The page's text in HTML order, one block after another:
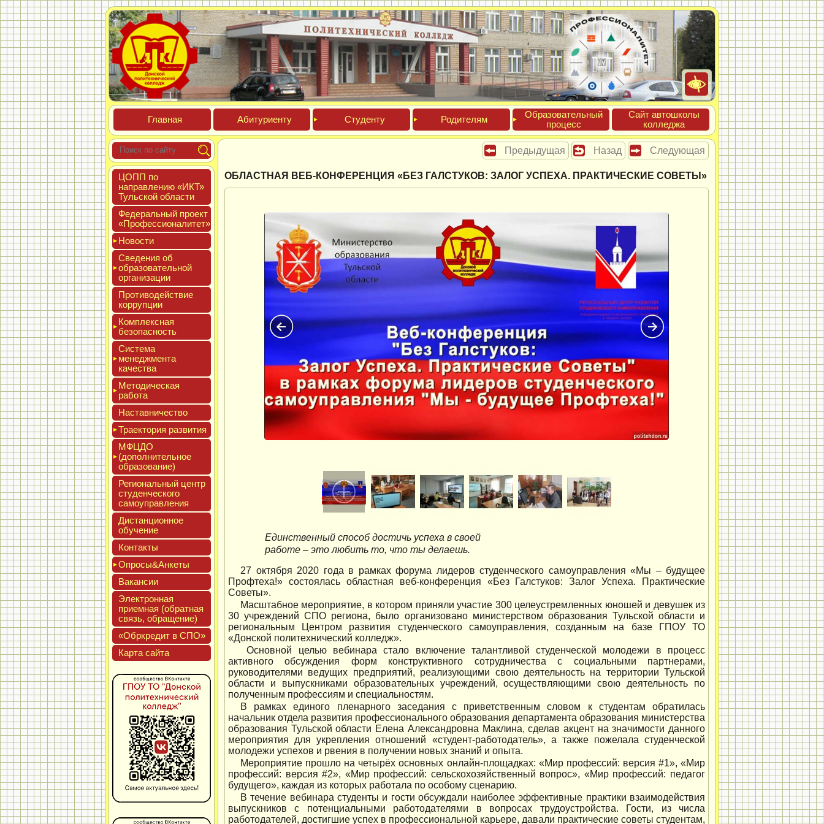
Глав­ная Аби­тури­ен­ту Сту­ден­ту Роди­телям
Обра­зова­тель­ный
про­цесс
Сайт ав­тошко­лы
кол­леджа
ЦОПП по
нап­равле­нию «ИКТ»
Туль­ской об­ласти
Феде­раль­ный про­ект
«Про­фес­си­она­литет»
Новос­ти
Све­дения об
об­ра­зова­тель­ной
ор­га­низа­ции
Про­тиво­дей­ствие
кор­рупции
Ком­плексная
бе­зопас­ность
Сис­те­ма
ме­нед­жмен­та
ка­чес­тва
Мето­дичес­кая
ра­бота
Нас­тавни­чес­тво
Тра­ек­то­рия раз­ви­тия
МФЦДО
(до­пол­ни­тель­ное
об­ра­зова­ние)
Реги­ональ­ный центр
сту­ден­ческо­го
са­мо­уп­равле­ния
Дис­танци­он­ное
обу­чение
Кон­такты
Опро­сы&Анке­ты
Вакан­сии
Элек­трон­ная
при­ем­ная (об­ратная
связь, об­ра­щение)
«Обркре­дит в СПО»
Кар­та сай­та
Предыдущая Назад Следующая
ОБЛАСТНАЯ ВЕБ-КОНФЕРЕНЦИЯ «БЕЗ ГАЛСТУКОВ: ЗАЛОГ УСПЕХА. ПРАКТИЧЕСКИЕ СОВЕТЫ»
Единственный способ достичь успеха в своей
работе – это любить то, что ты делаешь.
27 октября 2020 года в рамках форума лидеров студенческого самоуправления «Мы – будущее
Профтеха!» состоялась областная веб-конференция «Без Галстуков: Залог Успеха. Практические
Советы».
Масштабное мероприятие, в котором приняли участие 300 целеустремленных юношей и девушек из
30 учреждений СПО региона, было организовано министерством образования Тульской области и
региональным Центром развития студенческого самоуправления, созданным на базе ГПОУ ТО
«Донской политехнический колледж».
Основной целью вебинара стало включение талантливой студенческой молодежи в процесс
активного обсуждения форм конструктивного сотрудничества с социальными партнерами,
руководителями ведущих предприятий, реализующими свою деятельность на территории Тульской
области и выпускниками образовательных учреждений, осуществляющими свою деятельность по
полученным профессиям и специальностям.
В рамках единого пленарного заседания с приветственным словом к студентам обратилась
начальник отдела развития профессионального образования департамента образования министерства
образования Тульской области Елена Александровна Маклина, сделав акцент на значимости данного
мероприятия для укрепления отношений «студент-работодатель», а также пожелала студенческой
молодежи успехов и рвения в получении новых знаний и опыта.
Мероприятие прошло на четырёх основных онлайн-площадках: «Мир профессий: версия #1», «Мир
профессий: версия #2», «Мир профессий: сельскохозяйственный вопрос», «Мир профессий: педагог
будущего», каждая из которых работала по особому сценарию.
В течение вебинара студенты и гости обсуждали наиболее эффективные практики взаимодействия
выпускников с потенциальными работодателями в вопросах трудоустройства. Гости, из числа
работодателей, достигшие успех в профессиональной карьере, давали практические советы студентам,